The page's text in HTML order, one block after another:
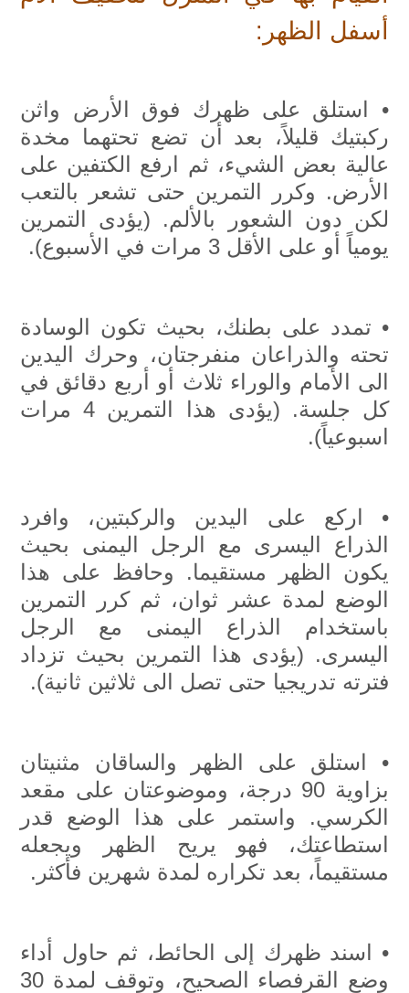
أسفل الظهر:
• استلق على ظهرك فوق الأرض واثن
ركبتيك قليلاً، بعد أن تضع تحتهما مخدة
عالية بعض الشيء، ثم ارفع الكتفين على
الأرض. وكرر التمرين حتى تشعر بالتعب
لكن دون الشعور بالألم. (يؤدى التمرين
يومياً أو على الأقل 3 مرات في الأسبوع).
• تمدد على بطنك، بحيث تكون الوسادة
تحته والذراعان منفرجتان، وحرك اليدين
الى الأمام والوراء ثلاث أو أربع دقائق في
كل جلسة. (يؤدى هذا التمرين 4 مرات
اسبوعياً).
• اركع على اليدين والركبتين، وافرد
الذراع اليسرى مع الرجل اليمنى بحيث
يكون الظهر مستقيما. وحافظ على هذا
الوضع لمدة عشر ثوان، ثم كرر التمرين
باستخدام الذراع اليمنى مع الرجل
اليسرى. (يؤدى هذا التمرين بحيث تزداد
فترته تدريجيا حتى تصل الى ثلاثين ثانية).
• استلق على الظهر والساقان مثنيتان
بزاوية 90 درجة، وموضوعتان على مقعد
الكرسي. واستمر على هذا الوضع قدر
استطاعتك، فهو يريح الظهر ويجعله
مستقيماً، بعد تكراره لمدة شهرين فأكثر.
• اسند ظهرك إلى الحائط، ثم حاول أداء
وضع القرفصاء الصحيح، وتوقف لمدة 30